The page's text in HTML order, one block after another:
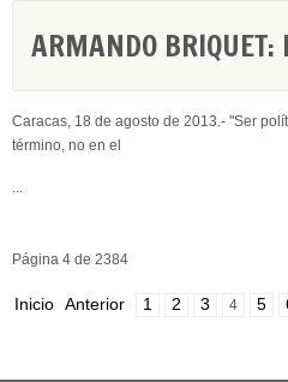
ARMANDO BRIQUET:
Caracas, 18 de agosto de 2013.- "Ser
término, no en el
...
Página 4 de 2384
Inicio Anterior 1 2 3 4 5